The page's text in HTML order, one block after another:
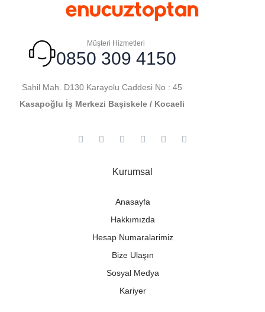
Müşteri Hizmetleri
0850 309 4150
Sahil Mah. D130 Karayolu Caddesi No : 45
Kasapoğlu İş Merkezi Başiskele / Kocaeli
Kurumsal
Anasayfa
Hakkımızda
Hesap Numaralarimiz
Bize Ulaşın
Sosyal Medya
Kariyer